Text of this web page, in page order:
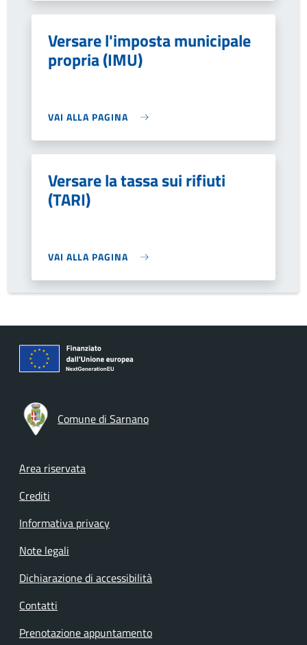
Versare l'imposta municipale
propria (IMU)
VAI ALLA PAGINA
Versare la tassa sui rifiuti
(TARI)
VAI ALLA PAGINA
Comune di Sarnano
Footer menu
Area riservata
Crediti
Informativa privacy
Note legali
Dichiarazione di accessibilità
Contatti
Prenotazione appuntamento